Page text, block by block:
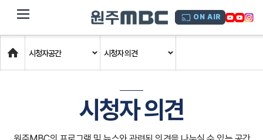
dehaze ON AIR
Home
시청자공간 시청자 의견
시청자 의견